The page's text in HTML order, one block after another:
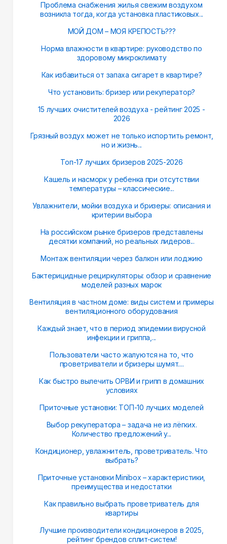
Проблема снабжения жилья свежим воздухом
возникла тогда, когда установка пластиковых...
МОЙ ДОМ – МОЯ КРЕПОСТЬ???
Норма влажности в квартире: руководство по
здоровому микроклимату
Как избавиться от запаха сигарет в квартире?
Что установить: бризер или рекуператор?
15 лучших очистителей воздуха - рейтинг 2025 -
2026
Грязный воздух может не только испортить ремонт,
но и жизнь...
Топ-17 лучших бризеров 2025-2026
Кашель и насморк у ребенка при отсутствии
температуры – классические...
Увлажнители, мойки воздуха и бризеры: описания и
критерии выбора
На российском рынке бризеров представлены
десятки компаний, но реальных лидеров...
Монтаж вентиляции через балкон или лоджию
Бактерицидные рециркуляторы: обзор и сравнение
моделей разных марок
Вентиляция в частном доме: виды систем и примеры
вентиляционного оборудования
Каждый знает, что в период эпидемии вирусной
инфекции и гриппа,...
Пользователи часто жалуются на то, что
проветриватели и бризеры шумят....
Как быстро вылечить ОРВИ и грипп в домашних
условиях
Приточные установки: ТОП-10 лучших моделей
Выбор рекуператора – задача не из лёгких.
Количество предложений у...
Кондиционер, увлажнитель, проветриватель. Что
выбрать?
Приточные установки Minibox – характеристики,
преимущества и недостатки
Как правильно выбрать проветриватель для
квартиры
Лучшие производители кондиционеров в 2025,
рейтинг брендов сплит-систем!